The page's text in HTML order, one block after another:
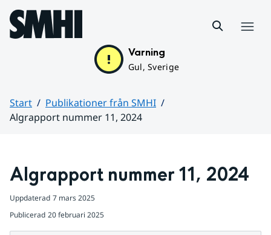
Hoppa till sidans innehåll
Varning
Gul, Sverige
Start
Publikationer från SMHI
Algrapport nummer 11, 2024
Algrapport nummer 11, 2024
Uppdaterad 7 mars 2025
Publicerad 20 februari 2025